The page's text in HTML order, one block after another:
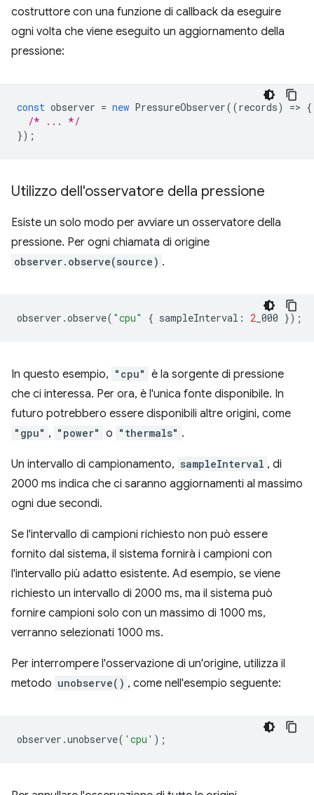
costruttore con una funzione di callback da eseguire
ogni volta che viene eseguito un aggiornamento della
pressione:
const observer = new PressureObserver((records) => {
/* ... */
});
Utilizzo dell'osservatore della pressione
Esiste un solo modo per avviare un osservatore della
pressione. Per ogni chiamata di origine
observer.observe(source) .
observer .observe( "cpu" { sampleInterval : 2 _000 });
In questo esempio, "cpu" è la sorgente di pressione
che ci interessa. Per ora, è l'unica fonte disponibile. In
futuro potrebbero essere disponibili altre origini, come
"gpu" , "power" o "thermals" .
Un intervallo di campionamento, sampleInterval , di
2000 ms indica che ci saranno aggiornamenti al massimo
ogni due secondi.
Se l'intervallo di campioni richiesto non può essere
fornito dal sistema, il sistema fornirà i campioni con
l'intervallo più adatto esistente. Ad esempio, se viene
richiesto un intervallo di 2000 ms, ma il sistema può
fornire campioni solo con un massimo di 1000 ms,
verranno selezionati 1000 ms.
Per interrompere l'osservazione di un'origine, utilizza il
metodo unobserve() , come nell'esempio seguente:
observer .unobserve( 'cpu' );